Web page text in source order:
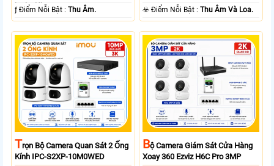
loại + Nhựa.
️ƒ Điểm Nỗi Bật :Thu Âm.
️☣️ Điểm Nỗi Bật :Thu Âm Và Loa.
TRọn Bộ Camera Quan Sát 2 Ống
Kính IPC-S2XP-10M0WED
BỘ Camera Giám Sát Cửa Hàng
Xoay 360 Ezviz H6C Pro 3MP